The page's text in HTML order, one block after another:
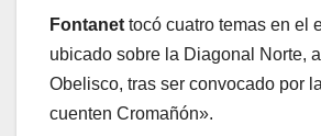
Fontanet tocó cuatro temas en el
ubicado sobre la Diagonal Norte,
Obelisco, tras ser convocado por
cuenten Cromañón».